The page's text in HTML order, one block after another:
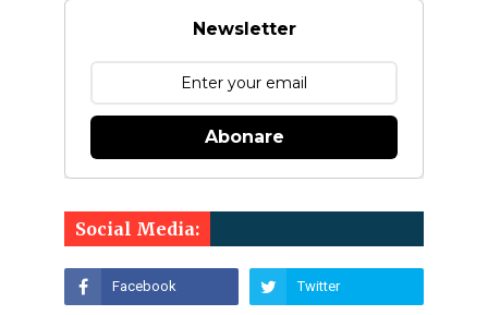
Newsletter
Abonare
Social Media: